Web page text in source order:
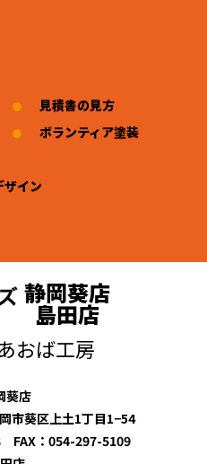
見積書の見方
ボランティア塗装
ザイン
静岡葵店
島田店
おば工房
葵店
市葵区上土1丁目1−54
FAX：054-297-5109